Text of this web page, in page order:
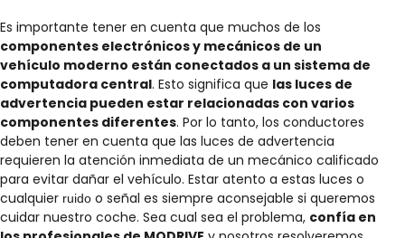
Es importante tener en cuenta que muchos de los
componentes electrónicos y mecánicos de un
vehículo moderno están conectados a un sistema de
computadora central. Esto significa que las luces de
advertencia pueden estar relacionadas con varios
componentes diferentes. Por lo tanto, los conductores
deben tener en cuenta que las luces de advertencia
requieren la atención inmediata de un mecánico calificado
para evitar dañar el vehículo. Estar atento a estas luces o
cualquier ruido o señal es siempre aconsejable si queremos
cuidar nuestro coche. Sea cual sea el problema, confía en